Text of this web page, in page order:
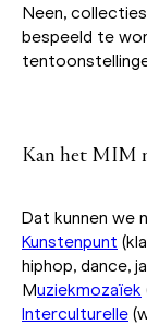
Neen,
bespeeld te
Kan het MIM
Dat kunnen we
Kunstenpunt
hiphop, dance,
Muziekmozaïek
Interculturelle